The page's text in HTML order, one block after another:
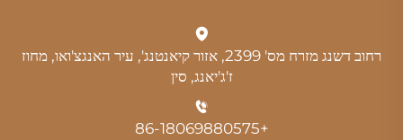
רחוב דשנג מזרח מס' 2399, אזור קיאנטנג', עיר האנגצ'ואו, מחוז
ז'ג'יאנג, סין
+86-18069880575